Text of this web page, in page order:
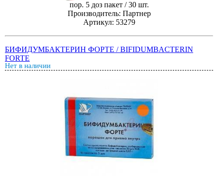
пор. 5 доз пакет / 30 шт.
Производитель: Партнер
Артикул: 53279
БИФИДУМБАКТЕРИН ФОРТЕ / BIFIDUMBACTERIN
FORTE
Нет в наличии